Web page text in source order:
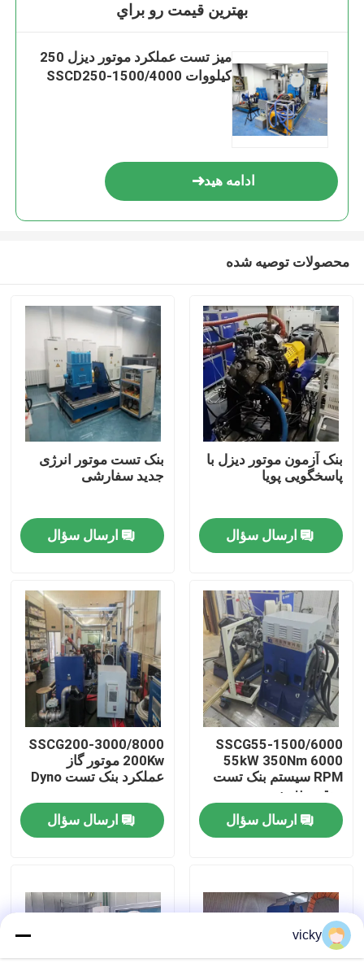
محصولات
درباره ما
بازدید از کارخانه
کنترل کیفیت
تماس با ما
اخبار
گشتاور دینامومتر
دینامومتر با سرعت بالا
بهترين قيمت رو براي
میز تست عملکرد موتور دیزل 250
کیلووات SSCD250-1500/4000
ادامه هید
محصولات توصیه شده
بنک آزمون موتور دیزل با
پاسخگویی پویا
ارسال سؤال
بنک تست موتور انرژی
جدید سفارشی
ارسال سؤال
SSCG55-1500/6000
55kW 350Nm 6000
RPM سیستم بنک تست
موتور بنزین
ارسال سؤال
SSCG200-3000/8000
200Kw موتور گاز
عملکرد بنک تست Dyno
ارسال سؤال
vicky